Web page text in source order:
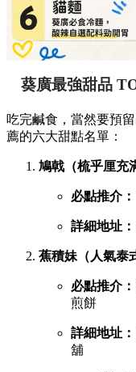
葵廣最強甜品
吃完鹹食，當然要預
薦的六大甜點名單：
鳩戟（梳乎厘充
必點推介：
詳細地址：
蕉積妹（人氣泰
必點推介：
煎餅
詳細地址：
舖